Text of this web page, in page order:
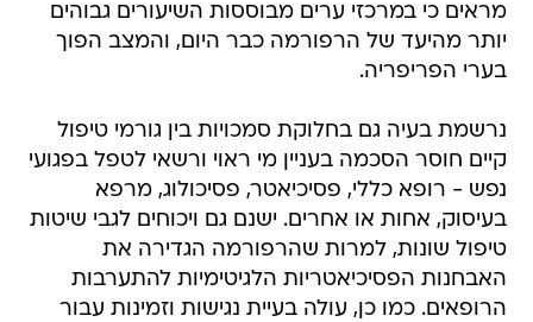
מראים כי במרכזי ערים מבוססות השיעורים גבוהים
יותר מהיעד של הרפורמה כבר היום, והמצב הפוך
בערי הפריפריה.
נרשמת בעיה גם בחלוקת סמכויות בין גורמי טיפול 
קיים חוסר הסכמה בעניין מי ראוי ורשאי לטפל בפגועי
נפש - רופא כללי, פסיכיאטר, פסיכולוג, מרפא
בעיסוק, אחות או אחרים. ישנם גם ויכוחים לגבי שיטות
טיפול שונות, למרות שהרפורמה הגדירה את
האבחנות הפסיכיאטריות הלגיטימיות להתערבות
הרופאים. כמו כן, עולה בעיית נגישות וזמינות עבור